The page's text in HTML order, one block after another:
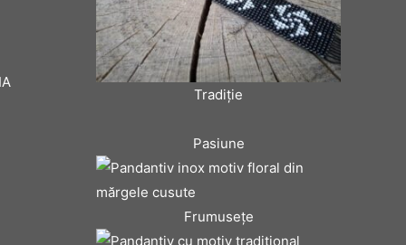
Tradiţie
Pasiune
Frumuseţe